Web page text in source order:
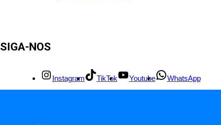
SIGA-NOS
Instagram TikTok Youtube WhatsApp